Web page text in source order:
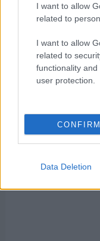
I want to allow
related to
I want to allow
related to
functionality
user protection.
CONFIRM
Data Deletion
Ζημιογόνος ο
Ιδρύεται
Οπτικοακουστικού
πλατφόρμα του